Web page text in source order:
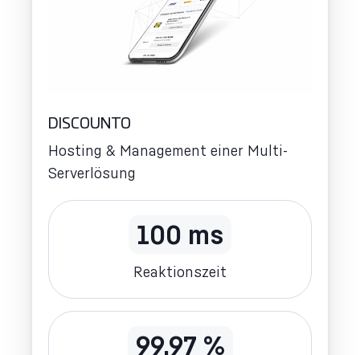
DISCOUNTO
Hosting & Management einer Multi-
Serverlösung
100 ms
Reaktionszeit
99.97 %